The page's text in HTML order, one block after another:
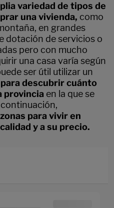
variedad de tipos de
una vivienda, como
en grandes
dotación de servicios o
pero con mucho
una casa varía según
ser útil utilizar un
para descubrir cuánto
provincia en la que se
para vivir en
y a su precio.